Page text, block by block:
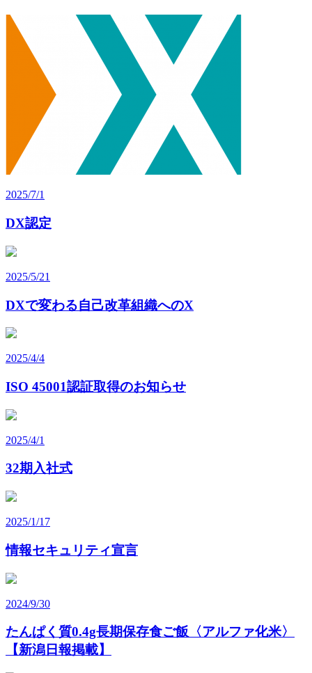
2025/7/1
DX認定
2025/5/21
DXで変わる自己改革組織へのX
2025/4/4
ISO 45001認証取得のお知らせ
2025/4/1
32期入社式
2025/1/17
情報セキュリティ宣言
2024/9/30
たんぱく質0.4g長期保存食ご飯〈アルファ化米〉
【新潟日報掲載】